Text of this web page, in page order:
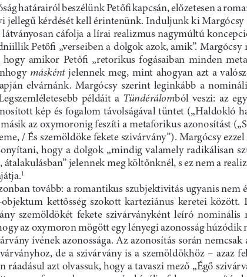
határairól beszélünk Petőfi kapcsán, előzetesen a
jellegű kérdését kell érintenünk. Induljunk ki Margócsy
látványosan cáfolja a lírai realizmus nagymúltú
Petőfi „verseiben a dolgok azok, amik”. Margócsy
hogy  amikor  Petőfi  „retorikus  fogásaiban  minden
másként
jelennek  meg,  mint  ahogyan  azt  a
elvárnánk.  Margócsy  szerint  leginkább  a
példáit  a Tündérálom
ból  veszi:  az
kép és fogalom távolságával tüntet („Haldokló
az oxymoronig feszíti a metaforikus azonosítást
/ És szemöldöke fekete szivárvány”). Margócsy ezzel
hogy a dolgok „mindig valamely radikálisan
átalakulásban” jelennek meg költőnknél, s ez nem a
1
tovább: a romantikus szubjektivitás ugyanis nem
kettősség  szokott  karteziánus  keretei  között.
szemöldökét  fekete  szivárványként  leíró  nominális
az oxymoron mögött egy lényegi azonosság húzódik
ívének azonossága. Az azonosítás során nemcsak
de a szivárvány is a szemöldökhöz – azaz
ráadásul azt olvassuk, hogy a tavaszi mező „Égő